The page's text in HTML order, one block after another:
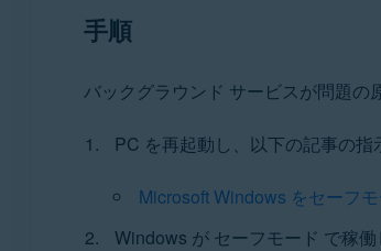
オペレーティング システム:
Microsoft Windows 10 Home / Pro /
Microsoft Windows 8.1 / Pro /
Microsoft Windows 8 / Pro /
Microsoft Windows 7 Home Basic
手順
バックグラウンド サービスが問題の
PC を再起動し、以下の記事の指
Microsoft Windows をセーフ
Windows が セーフモード で稼